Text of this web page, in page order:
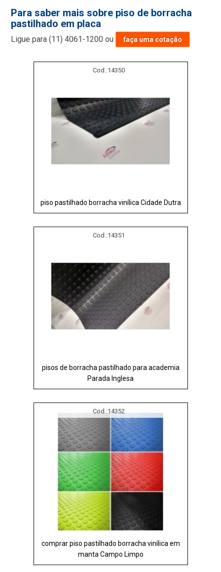
Para saber mais sobre piso de borracha
pastilhado em placa
Ligue para(11) 4061-1200 ou faça uma cotação
Cod.:14350
piso pastilhado borracha vinílica Cidade Dutra
Cod.:14351
pisos de borracha pastilhado para academia
Parada Inglesa
Cod.:14352
comprar piso pastilhado borracha vinílica em
manta Campo Limpo